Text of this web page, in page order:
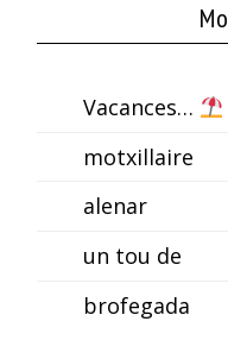
Vacances…
motxillaire
alenar
un tou de
brofegada